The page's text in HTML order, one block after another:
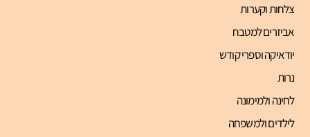
צלחות וקערות
אביזרים למטבח
יודאיקה וספרי קודש
נרות
לחינה ולמימונה
לילדים ולמשפחה